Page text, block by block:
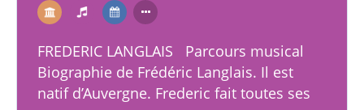
FREDERIC LANGLAIS Parcours musical
Biographie de Frédéric Langlais. Il est
natif d’Auvergne. Frederic fait toutes ses